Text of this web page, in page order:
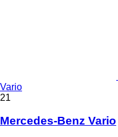
Vario
21
Mercedes-Benz Vario